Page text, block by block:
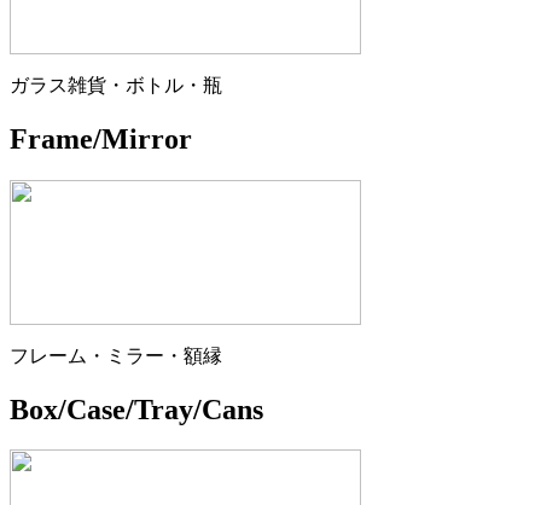
ガラス雑貨・ボトル・瓶
Frame/Mirror
フレーム・ミラー・額縁
Box/Case/Tray/Cans